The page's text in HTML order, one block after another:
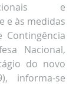
e
e às medidas
Nacional,
do novo
informa-se